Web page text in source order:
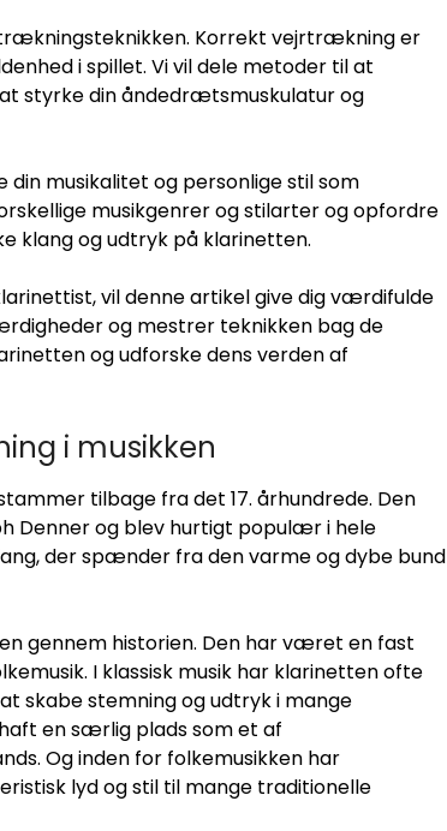
Korrekt vejrtrækning er
i spillet. Vi vil dele metoder til at
styrke din åndedrætsmuskulatur og
din musikalitet og personlige stil som
musikgenrer og stilarter og opfordre
klang og udtryk på klarinetten.
vil denne artikel give dig værdifulde
og mestrer teknikken bag de
og udforske dens verden af
i musikken
tilbage fra det 17. århundrede. Den
Denner og blev hurtigt populær i hele
der spænder fra den varme og dybe bund
gennem historien. Den har været en fast
I klassisk musik har klarinetten ofte
skabe stemning og udtryk i mange
en særlig plads som et af
Og inden for folkemusikken har
lyd og stil til mange traditionelle